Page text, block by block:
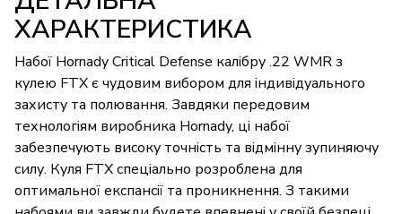
ХАРАКТЕРИСТИКА
Набої Hornady Critical Defense калібру .22 WMR з
кулею FTX є чудовим вибором для індивідуального
захисту та полювання. Завдяки передовим
технологіям виробника Hornady, ці набої
забезпечують високу точність та відмінну зупиняючу
силу. Куля FTX спеціально розроблена для
оптимальної експансії та проникнення. З такими